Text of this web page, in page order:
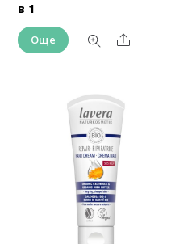
в 1
Още Share